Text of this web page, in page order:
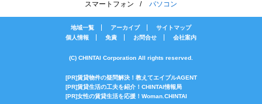
スマートフォン パソコン
地域一覧 アーカイブ
サイトマップ
個人情報
免責 お問合せ 会社案内
(C) CHINTAI Corporation All rights reserved.
[PR]賃貸物件の疑問解決！教えてエイブルAGENT
[PR]賃貸生活の工夫を紹介！CHINTAI情報局
[PR]女性の賃貸生活を応援！Woman.CHINTAI